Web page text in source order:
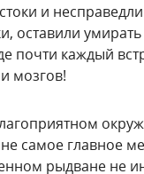
и
умирать
почти каждый
мозгов!
самое главное
рыдване не